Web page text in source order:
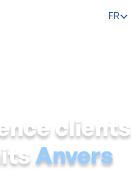
FR
clients
Anvers